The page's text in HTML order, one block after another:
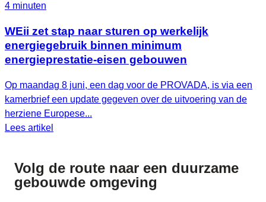
4 minuten
WEii zet stap naar sturen op werkelijk
energiegebruik binnen minimum
energieprestatie-eisen gebouwen
Op maandag 8 juni, een dag voor de PROVADA, is via een
kamerbrief een update gegeven over de uitvoering van de
herziene Europese...
Lees artikel
Volg de route naar een duurzame
gebouwde omgeving